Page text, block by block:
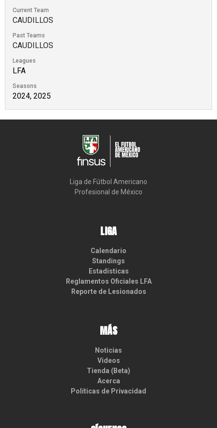
Current Team
CAUDILLOS
Past Teams
CAUDILLOS
Leagues
LFA
Seasons
2024, 2025
Liga de Fútbol Americano
Profesional de México
LIGA
Calendario
Standings
Estadísticas
Reglamentos Oficiales LFA
Reporte de Lesionados
MÁS
Noticias
Videos
Tienda (Beta)
Acerca
Políticas de Privacidad